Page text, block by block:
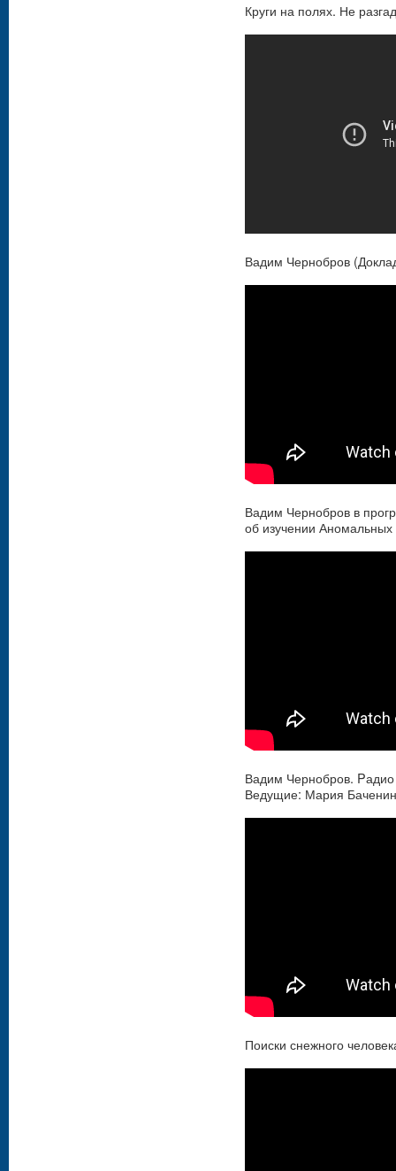
Круги на полях. Не
Вадим Чернобров
Вадим Чернобров в
об изучении Аномальных
Вадим Чернобров.
Ведущие: Мария
Поиски снежного